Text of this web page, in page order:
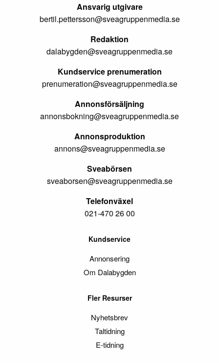
Ansvarig utgivare
bertil.pettersson@sveagruppenmedia.se
Redaktion
dalabygden@sveagruppenmedia.se
Kundservice prenumeration
prenumeration@sveagruppenmedia.se
Annonsförsäljning
annonsbokning@sveagruppenmedia.se
Annonsproduktion
annons@sveagruppenmedia.se
Sveabörsen
sveaborsen@sveagruppenmedia.se
Telefonväxel
021-470 26 00
Kundservice
Annonsering
Om Dalabygden
Fler Resurser
Nyhetsbrev
Taltidning
E-tidning